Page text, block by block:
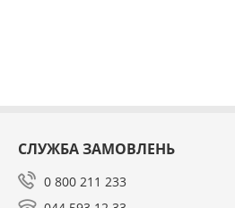
СЛУЖБА ЗАМОВЛЕНЬ
0 800 211 233